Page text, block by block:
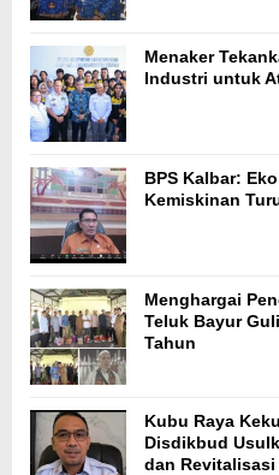
Menaker
Industri untuk
BPS Kalbar:
Kemiskinan
Menghargai
Teluk Bayur
Tahun
Kubu Raya
Disdikbud
dan Revitalisasi